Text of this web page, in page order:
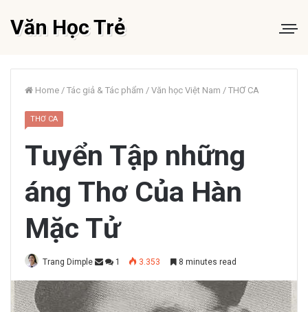
Văn Học Trẻ
Home / Tác giả & Tác phẩm / Văn học Việt Nam / THƠ CA
THƠ CA
Tuyển Tập những
áng Thơ Của Hàn
Mặc Tử
Trang Dimple 1 3.353 8 minutes read